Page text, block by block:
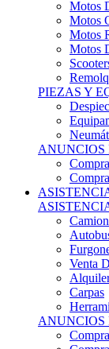
Motos
Motos
PIEZAS Y
ANUNCIOS
Venta
Carpas
ANUNCIOS